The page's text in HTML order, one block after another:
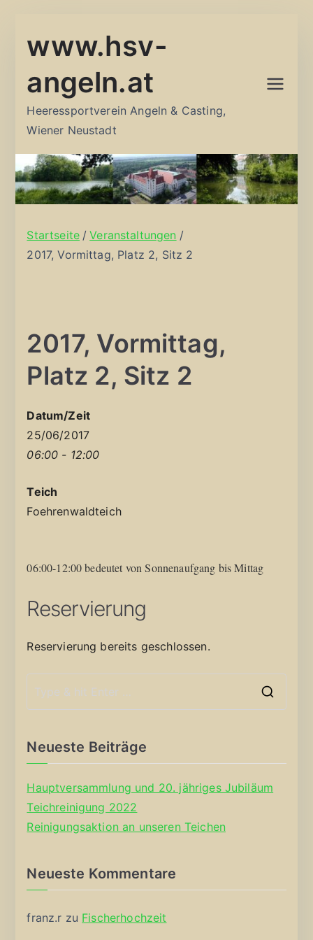
Inhalt
www.hsv-
angeln.at
Heeressportverein Angeln & Casting,
Wiener Neustadt
Startseite
Veranstaltungen
2017, Vormittag, Platz 2, Sitz 2
2017, Vormittag,
Platz 2, Sitz 2
Datum/Zeit
25/06/2017
06:00 - 12:00
Teich
Foehrenwaldteich
06:00-12:00 bedeutet von Sonnenaufgang bis Mittag
Reservierung
Reservierung bereits geschlossen.
Neueste Beiträge
Hauptversammlung und 20. jähriges Jubiläum
Teichreinigung 2022
Reinigungsaktion an unseren Teichen
Neueste Kommentare
franz.r zu Fischerhochzeit